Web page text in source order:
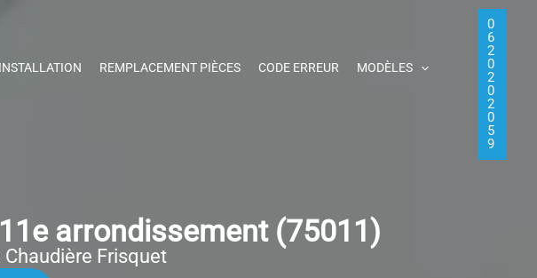
INSTALLATION REMPLACEMENT PIÈCES CODE ERREUR MODÈLES
0
6
2
0
2
0
2
0
5
9
arrondissement (75011)
Frisquet